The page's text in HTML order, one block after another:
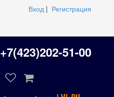
Вход | Регистрация
+7(423)202-51-00